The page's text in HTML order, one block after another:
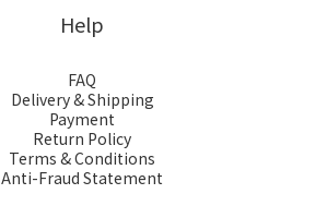
Help
FAQ
Delivery & Shipping
Payment
Return Policy
Terms & Conditions
Anti-Fraud Statement